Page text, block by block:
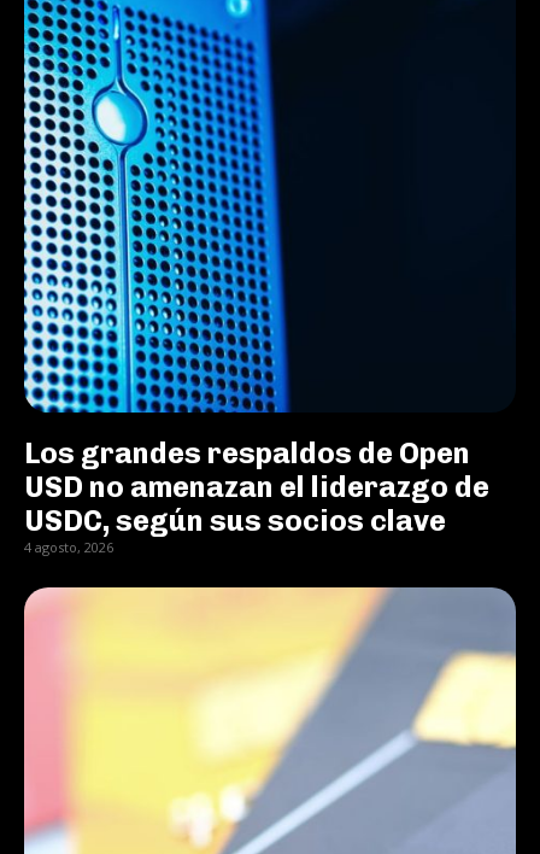
Los grandes respaldos de Open
USD no amenazan el liderazgo de
USDC, según sus socios clave
4 agosto, 2026